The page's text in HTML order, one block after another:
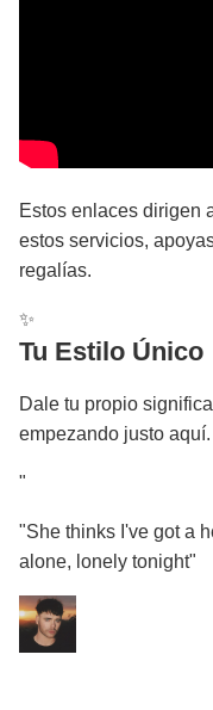
Estos enlaces dirigen
estos servicios,
regalías.
✨
Tu Estilo Único
Dale tu propio
empezando justo aquí.
"
"She thinks I've got a
alone, lonely tonight"